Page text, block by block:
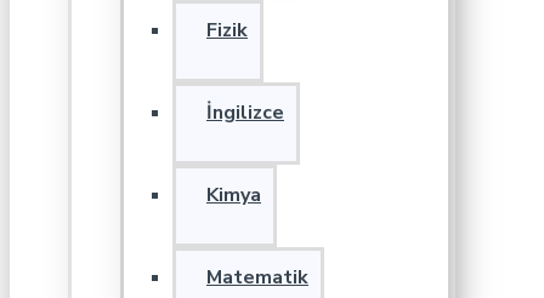
Fizik
İngilizce
Kimya
Matematik